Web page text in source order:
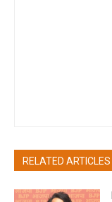
RELATED ARTICLES